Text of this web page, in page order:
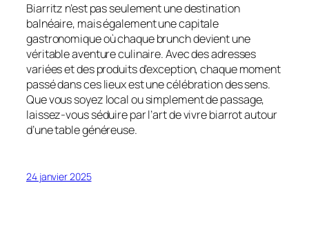
Biarritz n’est pas seulement une destination
balnéaire, mais également une capitale
gastronomique où chaque brunch devient une
véritable aventure culinaire. Avec des adresses
variées et des produits d’exception, chaque moment
passé dans ces lieux est une célébration des sens.
Que vous soyez local ou simplement de passage,
laissez-vous séduire par l’art de vivre biarrot autour
d’une table généreuse.
24 janvier 2025